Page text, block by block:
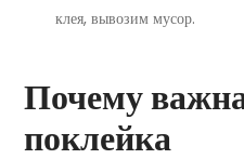
клея, вывозим мусор.
Почему
поклейка